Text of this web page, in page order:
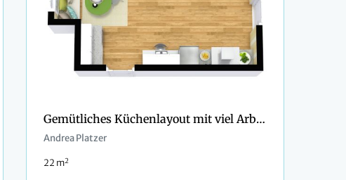
Gemütliches Küchenlayout mit viel Arbeitsfläche
Andrea Platzer
22 m2